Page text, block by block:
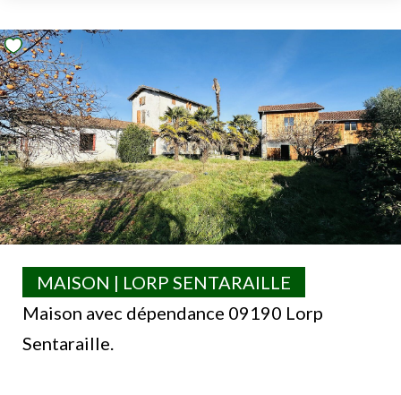
Maison avec dépendance 09190 Lorp
Sentaraille.
MAISON | LORP SENTARAILLE